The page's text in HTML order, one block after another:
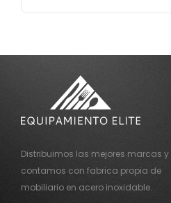
Distribuimos las mejores marcas y
contamos con fabrica propia de
mobiliario en acero inoxidable.